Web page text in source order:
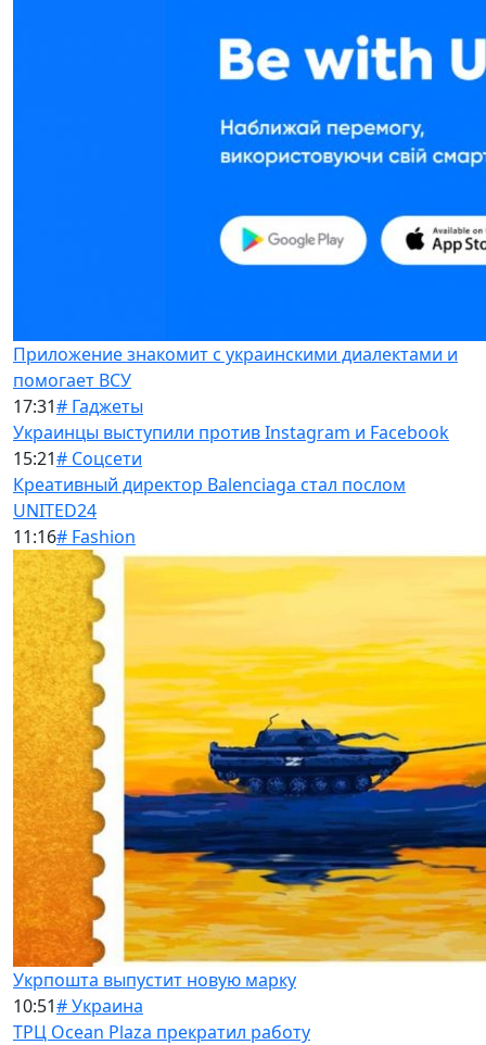
Приложение знакомит с украинскими диалектами и
помогает ВСУ
17:31# Гаджеты
Украинцы выступили против Instagram и Facebook
15:21# Соцсети
Креативный директор Balenciaga стал послом
UNITED24
11:16# Fashion
Укрпошта выпустит новую марку
10:51# Украина
ТРЦ Ocean Plaza прекратил работу